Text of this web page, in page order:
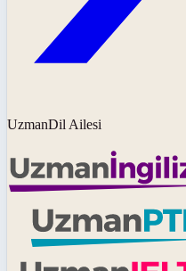
UzmanDil Ailesi